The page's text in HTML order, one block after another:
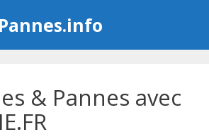
Pannes.info
& Pannes avec